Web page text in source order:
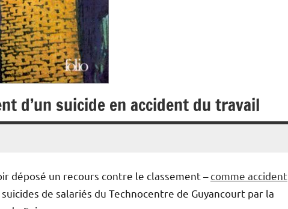
d’un suicide en accident du travail
déposé un recours contre le classement –comme accident
de salariés du Technocentre de Guyancourt par la